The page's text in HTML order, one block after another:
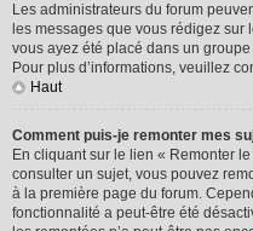
Les administrateurs du forum
les messages que vous rédigez
vous ayez été placé dans un
Pour plus d’informations, veuillez
Haut
Comment puis-je remonter mes
En cliquant sur le lien « Remonter
consulter un sujet, vous pouvez
à la première page du forum.
fonctionnalité a peut-être été